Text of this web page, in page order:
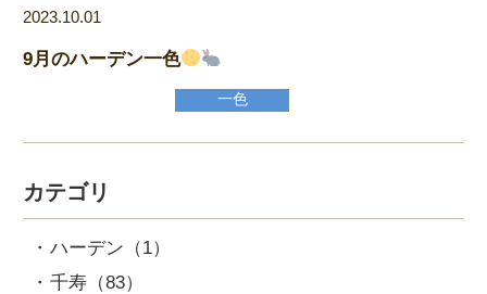
カテゴリ
ハーデン （1）
千寿（83）
2023.10.01
9月のハーデン一色
一色